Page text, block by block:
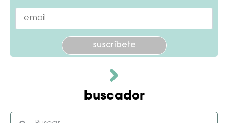
Por favor, deja este campo vacío.
buscador